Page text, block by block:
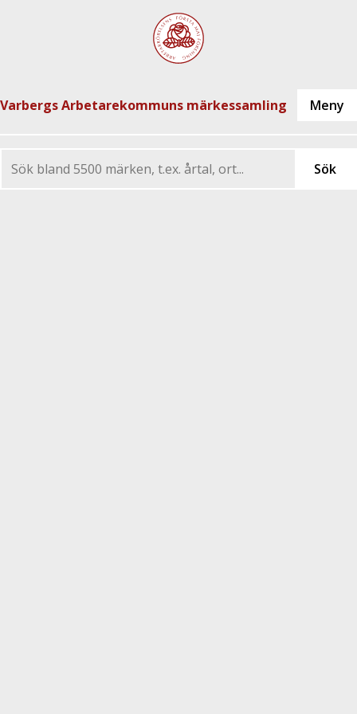
Varbergs Arbetarekommuns märkessamling